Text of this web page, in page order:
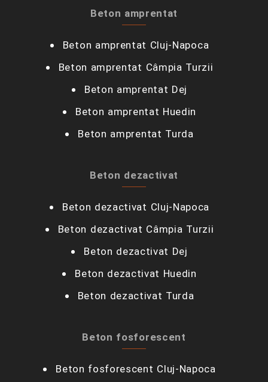
Beton amprentat
Beton amprentat Cluj-Napoca
Beton amprentat Câmpia Turzii‎
Beton amprentat Dej
Beton amprentat Huedin
Beton amprentat Turda
Beton dezactivat
Beton dezactivat Cluj-Napoca
Beton dezactivat Câmpia Turzii‎
Beton dezactivat Dej
Beton dezactivat Huedin
Beton dezactivat Turda
Beton fosforescent
Beton fosforescent Cluj-Napoca